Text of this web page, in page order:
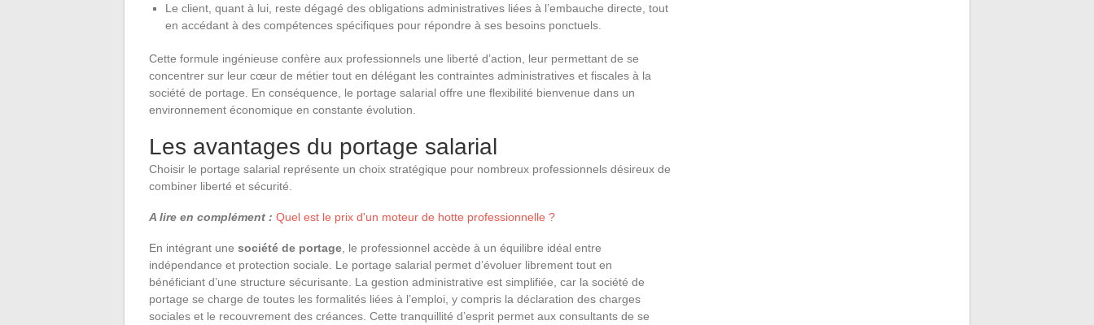
Le client, quant à lui, reste dégagé des obligations administratives liées à l’embauche directe, tout
en accédant à des compétences spécifiques pour répondre à ses besoins ponctuels.
Cette formule ingénieuse confère aux professionnels une liberté d’action, leur permettant de se
concentrer sur leur cœur de métier tout en délégant les contraintes administratives et fiscales à la
société de portage. En conséquence, le portage salarial offre une flexibilité bienvenue dans un
environnement économique en constante évolution.
Les avantages du portage salarial
Choisir le portage salarial représente un choix stratégique pour nombreux professionnels désireux de
combiner liberté et sécurité.
A lire en complément : Quel est le prix d'un moteur de hotte professionnelle ?
En intégrant une société de portage , le professionnel accède à un équilibre idéal entre
indépendance et protection sociale. Le portage salarial permet d’évoluer librement tout en
bénéficiant d’une structure sécurisante. La gestion administrative est simplifiée, car la société de
portage se charge de toutes les formalités liées à l’emploi, y compris la déclaration des charges
sociales et le recouvrement des créances. Cette tranquillité d’esprit permet aux consultants de se